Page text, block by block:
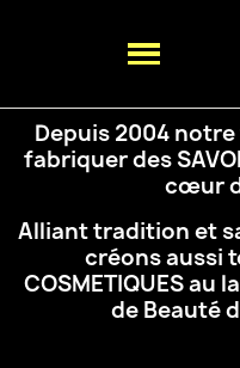
Depuis 2004
fabriquer des
cœur
Alliant tradition et
créons aussi
COSMETIQUES au
de Beauté